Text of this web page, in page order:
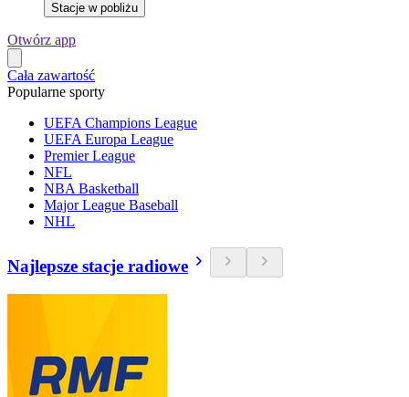
Stacje w pobliżu
Otwórz app
Cała zawartość
Popularne sporty
UEFA Champions League
UEFA Europa League
Premier League
NFL
NBA Basketball
Major League Baseball
NHL
Najlepsze stacje radiowe